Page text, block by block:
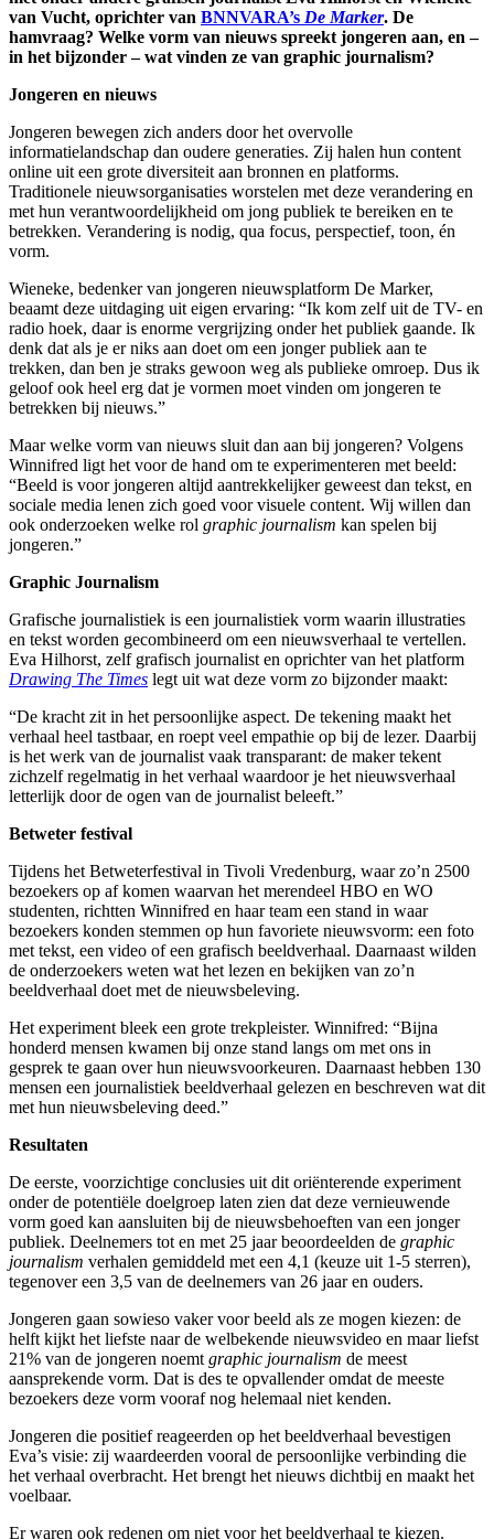
van Vucht, oprichter van BNNVARA’s De Marker. De
hamvraag? Welke vorm van nieuws spreekt jongeren aan, en –
in het bijzonder – wat vinden ze van graphic journalism?
Jongeren en nieuws
Jongeren bewegen zich anders door het overvolle
informatielandschap dan oudere generaties. Zij halen hun content
online uit een grote diversiteit aan bronnen en platforms.
Traditionele nieuwsorganisaties worstelen met deze verandering en
met hun verantwoordelijkheid om jong publiek te bereiken en te
betrekken. Verandering is nodig, qua focus, perspectief, toon, én
vorm.
Wieneke, bedenker van jongeren nieuwsplatform De Marker,
beaamt deze uitdaging uit eigen ervaring: “Ik kom zelf uit de TV- en
radio hoek, daar is enorme vergrijzing onder het publiek gaande. Ik
denk dat als je er niks aan doet om een jonger publiek aan te
trekken, dan ben je straks gewoon weg als publieke omroep. Dus ik
geloof ook heel erg dat je vormen moet vinden om jongeren te
betrekken bij nieuws.”
Maar welke vorm van nieuws sluit dan aan bij jongeren? Volgens
Winnifred ligt het voor de hand om te experimenteren met beeld:
“Beeld is voor jongeren altijd aantrekkelijker geweest dan tekst, en
sociale media lenen zich goed voor visuele content. Wij willen dan
ook onderzoeken welke rol graphic journalism kan spelen bij
jongeren.”
Graphic Journalism
Grafische journalistiek is een journalistiek vorm waarin illustraties
en tekst worden gecombineerd om een nieuwsverhaal te vertellen.
Eva Hilhorst, zelf grafisch journalist en oprichter van het platform
Drawing The Times legt uit wat deze vorm zo bijzonder maakt:
“De kracht zit in het persoonlijke aspect. De tekening maakt het
verhaal heel tastbaar, en roept veel empathie op bij de lezer. Daarbij
is het werk van de journalist vaak transparant: de maker tekent
zichzelf regelmatig in het verhaal waardoor je het nieuwsverhaal
letterlijk door de ogen van de journalist beleeft.”
Betweter festival
Tijdens het Betweterfestival in Tivoli Vredenburg, waar zo’n 2500
bezoekers op af komen waarvan het merendeel HBO en WO
studenten, richtten Winnifred en haar team een stand in waar
bezoekers konden stemmen op hun favoriete nieuwsvorm: een foto
met tekst, een video of een grafisch beeldverhaal. Daarnaast wilden
de onderzoekers weten wat het lezen en bekijken van zo’n
beeldverhaal doet met de nieuwsbeleving.
Het experiment bleek een grote trekpleister. Winnifred: “Bijna
honderd mensen kwamen bij onze stand langs om met ons in
gesprek te gaan over hun nieuwsvoorkeuren. Daarnaast hebben 130
mensen een journalistiek beeldverhaal gelezen en beschreven wat dit
met hun nieuwsbeleving deed.”
Resultaten
De eerste, voorzichtige conclusies uit dit oriënterende experiment
onder de potentiële doelgroep laten zien dat deze vernieuwende
vorm goed kan aansluiten bij de nieuwsbehoeften van een jonger
publiek. Deelnemers tot en met 25 jaar beoordeelden de graphic
journalism verhalen gemiddeld met een 4,1 (keuze uit 1-5 sterren),
tegenover een 3,5 van de deelnemers van 26 jaar en ouders.
Jongeren gaan sowieso vaker voor beeld als ze mogen kiezen: de
helft kijkt het liefste naar de welbekende nieuwsvideo en maar liefst
21% van de jongeren noemt graphic journalism de meest
aansprekende vorm. Dat is des te opvallender omdat de meeste
bezoekers deze vorm vooraf nog helemaal niet kenden.
Jongeren die positief reageerden op het beeldverhaal bevestigen
Eva’s visie: zij waardeerden vooral de persoonlijke verbinding die
het verhaal overbracht. Het brengt het nieuws dichtbij en maakt het
voelbaar.
Er waren ook redenen om niet voor het beeldverhaal te kiezen.